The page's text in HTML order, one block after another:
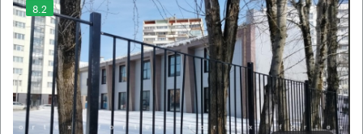
8.2